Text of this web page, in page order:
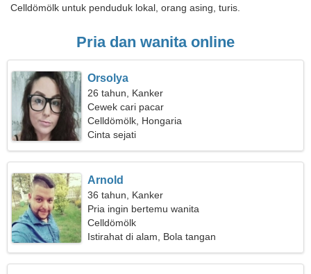
Celldömölk untuk penduduk lokal, orang asing, turis.
Pria dan wanita online
Orsolya
26 tahun, Kanker
Cewek cari pacar
Celldömölk, Hongaria
Cinta sejati
Arnold
36 tahun, Kanker
Pria ingin bertemu wanita
Celldömölk
Istirahat di alam, Bola tangan